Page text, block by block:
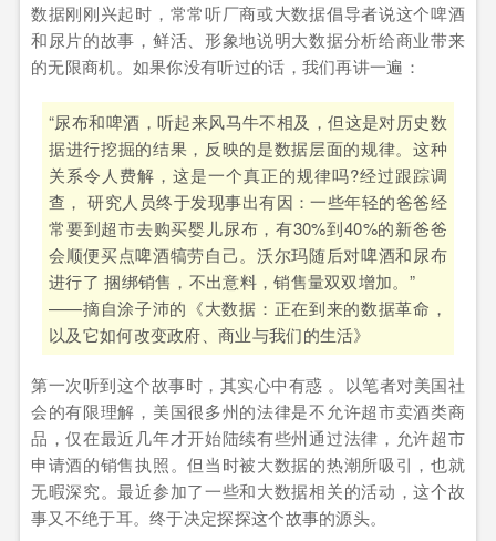
数据刚刚兴起时，常常听厂商或大数据倡导者说这个啤酒
和尿片的故事，鲜活、形象地说明大数据分析给商业带来
的无限商机。如果你没有听过的话，我们再讲一遍：
“尿布和啤酒，听起来风马牛不相及，但这是对历史数
据进行挖掘的结果，反映的是数据层面的规律。这种
关系令人费解，这是一个真正的规律吗?经过跟踪调
查， 研究人员终于发现事出有因：一些年轻的爸爸经
常要到超市去购买婴儿尿布，有30%到40%的新爸爸
会顺便买点啤酒犒劳自己。沃尔玛随后对啤酒和尿布
进行了 捆绑销售，不出意料，销售量双双增加。”
——摘自涂子沛的《大数据：正在到来的数据革命，
以及它如何改变政府、商业与我们的生活》
第一次听到这个故事时，其实心中有惑 。以笔者对美国社
会的有限理解，美国很多州的法律是不允许超市卖酒类商
品，仅在最近几年才开始陆续有些州通过法律，允许超市
申请酒的销售执照。但当时被大数据的热潮所吸引，也就
无暇深究。最近参加了一些和大数据相关的活动，这个故
事又不绝于耳。终于决定探探这个故事的源头。